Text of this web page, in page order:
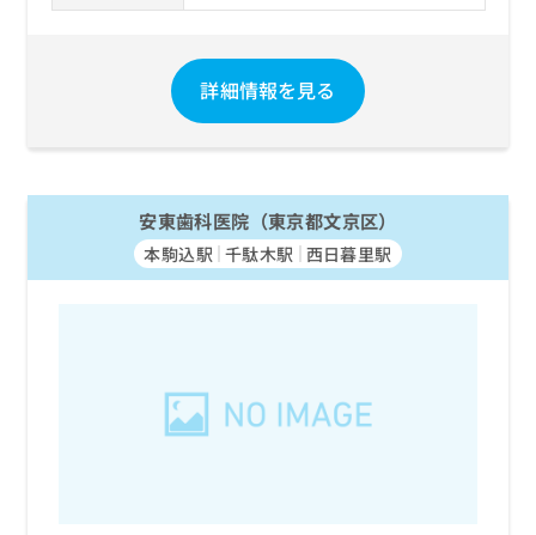
詳細情報を見る
安東歯科医院（東京都文京区）
本駒込駅 千駄木駅 西日暮里駅